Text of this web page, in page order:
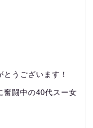
うございます！
奮闘中の40代スー女